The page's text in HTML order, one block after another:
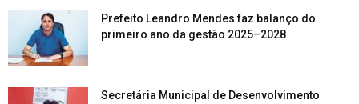
Prefeito Leandro Mendes faz balanço do
primeiro ano da gestão 2025–2028
Secretária Municipal de Desenvolvimento